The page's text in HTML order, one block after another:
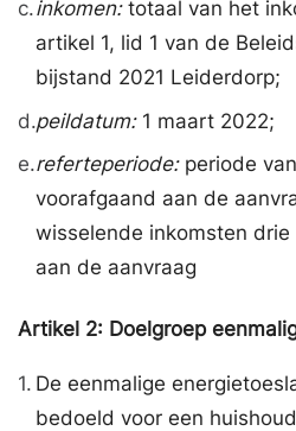
c.inkomen:totaal van het
artikel 1, lid 1 van de
bijstand 2021 Leiderdorp;
d.peildatum:1 maart 2022;
e.referteperiode:periode
voorafgaand aan de
wisselende inkomsten
aan de aanvraag
Artikel 2: Doelgroep
1. De eenmalige
bedoeld voor een